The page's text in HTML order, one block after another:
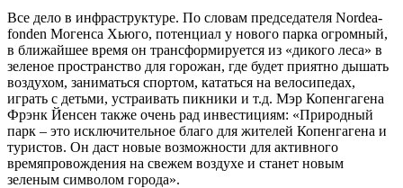
Все дело в инфраструктуре. По словам председателя Nordea-
fonden Могенса Хьюго, потенциал у нового парка огромный,
в ближайшее время он трансформируется из «дикого леса» в
зеленое пространство для горожан, где будет приятно дышать
воздухом, заниматься спортом, кататься на велосипедах,
играть с детьми, устраивать пикники и т.д. Мэр Копенгагена
Фрэнк Йенсен также очень рад инвестициям: «Природный
парк – это исключительное благо для жителей Копенгагена и
туристов. Он даст новые возможности для активного
времяпровождения на свежем воздухе и станет новым
зеленым символом города».